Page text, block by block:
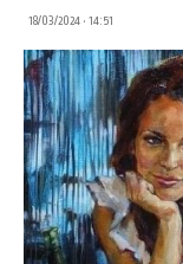
18/03/2024 • 14:51